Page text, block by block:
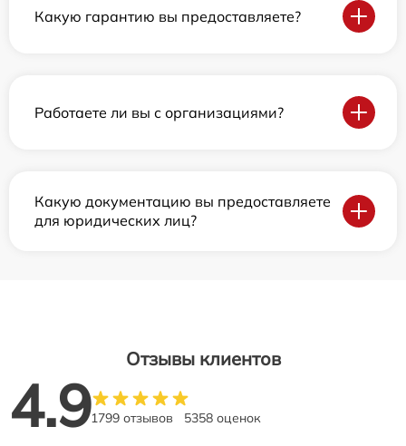
Какую гарантию вы предоставляете?
Работаете ли вы с организациями?
Какую документацию вы предоставляете
для юридических лиц?
Отзывы клиентов
4.91799 отзывов 5358 оценок